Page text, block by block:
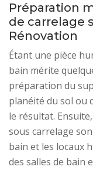
Préparation
de carrelage
Rénovation
Étant une pièce
bain mérite
préparation du
planéité du sol ou
le résultat.
sous carrelage
bain et les locaux
des salles de bain